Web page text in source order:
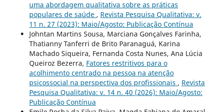
uma abordagem qualitativa sobre as práticas
populares de saúde , Revista Pesquisa Qualitativa: v.
11 n. 27 (2023): Maio/Agosto: Publicação Contínua
Johntan Martins Sousa, Marciana Gonçalves Farinha,
Thatianny Tanferri de Brito Paranaguá, Karina
Machado Siqueira, Fernanda Costa Nunes, Ana Lúcia
Queiroz Bezerra, Fatores restritivos para o
acolhimento centrado na pessoa na atenção
psicossocial na perspectiva dos profissionais , Revista
Pesquisa Qualitativa: v. 14 n. 40 (2026): Maio/Agosto:
Publicação Contínua